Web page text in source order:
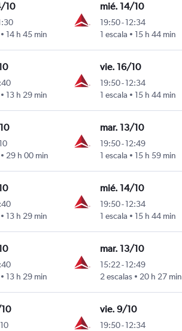
10
14 h 45 min
mié. 14/10
19:50-12:34
1 escala
15 h 44 min
13 h 29 min
vie. 16/10
19:50-12:34
1 escala
15 h 44 min
29 h 00 min
mar. 13/10
19:50-12:49
1 escala
15 h 59 min
13 h 29 min
mié. 14/10
19:50-12:34
1 escala
15 h 44 min
13 h 29 min
mar. 13/10
15:22-12:49
2 escalas
20 h 27 min
vie. 9/10
19:50-12:34